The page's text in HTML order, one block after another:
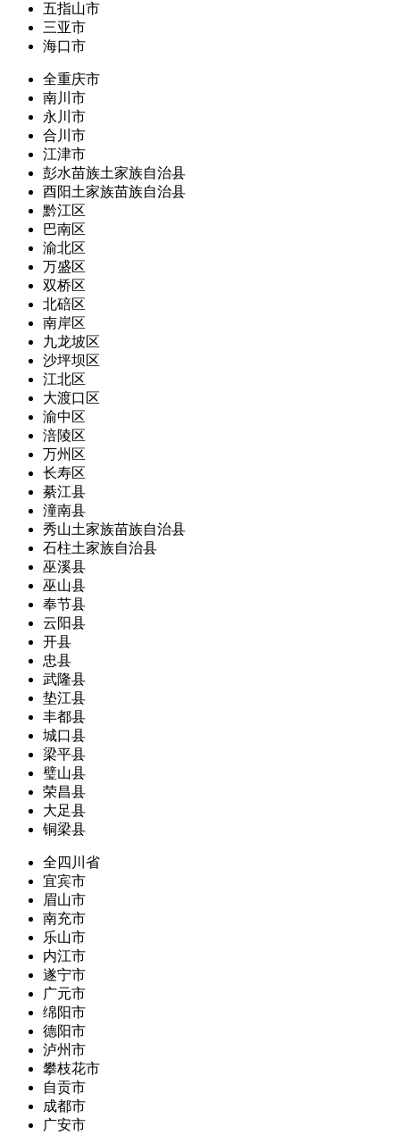
五指山市
三亚市
海口市
全重庆市
南川市
永川市
合川市
江津市
彭水苗族土家族自治县
酉阳土家族苗族自治县
黔江区
巴南区
渝北区
万盛区
双桥区
北碚区
南岸区
九龙坡区
沙坪坝区
江北区
大渡口区
渝中区
涪陵区
万州区
长寿区
綦江县
潼南县
秀山土家族苗族自治县
石柱土家族自治县
巫溪县
巫山县
奉节县
云阳县
开县
忠县
武隆县
垫江县
丰都县
城口县
梁平县
璧山县
荣昌县
大足县
铜梁县
全四川省
宜宾市
眉山市
南充市
乐山市
内江市
遂宁市
广元市
绵阳市
德阳市
泸州市
攀枝花市
自贡市
成都市
广安市